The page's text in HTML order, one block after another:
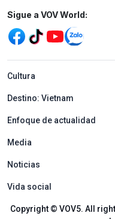
Mạng xã hội
Sigue a VOV World:
menu footer
Cultura
Destino: Vietnam
Enfoque de actualidad
Media
Noticias
Vida social
Copyright © VOV5. All